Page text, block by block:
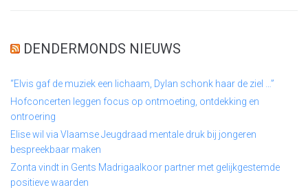
DENDERMONDS NIEUWS
“Elvis gaf de muziek een lichaam, Dylan schonk haar de ziel …”
Hofconcerten leggen focus op ontmoeting, ontdekking en
ontroering
Elise wil via Vlaamse Jeugdraad mentale druk bij jongeren
bespreekbaar maken
Zonta vindt in Gents Madrigaalkoor partner met gelijkgestemde
positieve waarden